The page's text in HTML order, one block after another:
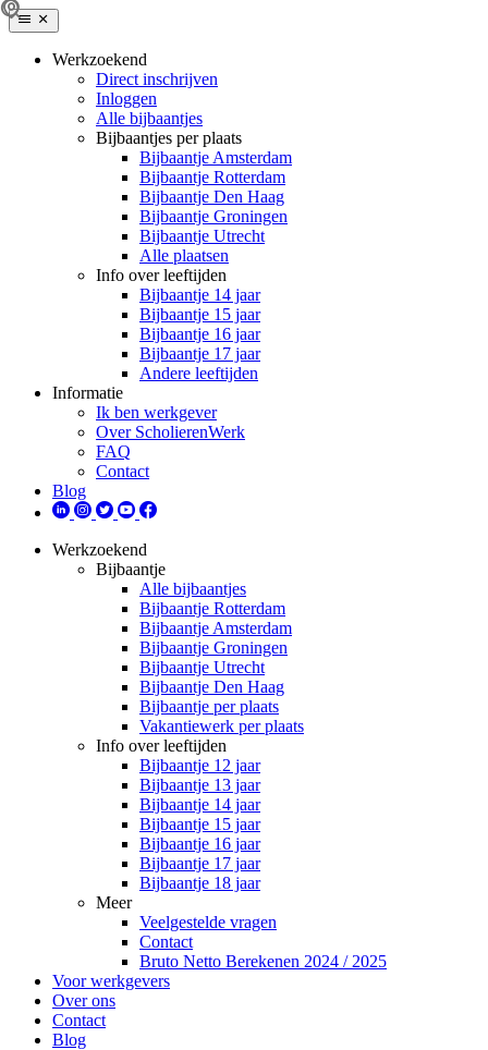
Werkzoekend
Direct inschrijven
Inloggen
Alle bijbaantjes
Bijbaantjes per plaats
Bijbaantje Amsterdam
Bijbaantje Rotterdam
Bijbaantje Den Haag
Bijbaantje Groningen
Bijbaantje Utrecht
Alle plaatsen
Info over leeftijden
Bijbaantje 14 jaar
Bijbaantje 15 jaar
Bijbaantje 16 jaar
Bijbaantje 17 jaar
Andere leeftijden
Informatie
Ik ben werkgever
Over ScholierenWerk
FAQ
Contact
Blog
Werkzoekend
Bijbaantje
Alle bijbaantjes
Bijbaantje Rotterdam
Bijbaantje Amsterdam
Bijbaantje Groningen
Bijbaantje Utrecht
Bijbaantje Den Haag
Bijbaantje per plaats
Vakantiewerk per plaats
Info over leeftijden
Bijbaantje 12 jaar
Bijbaantje 13 jaar
Bijbaantje 14 jaar
Bijbaantje 15 jaar
Bijbaantje 16 jaar
Bijbaantje 17 jaar
Bijbaantje 18 jaar
Meer
Veelgestelde vragen
Contact
Bruto Netto Berekenen 2024 / 2025
Voor werkgevers
Over ons
Contact
Blog